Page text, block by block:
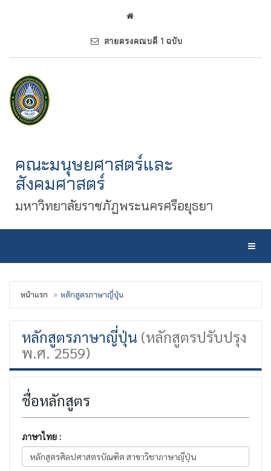
สายตรงคณบดี 1 ฉบับ
คณะมนุษยศาสตร์และ
สังคมศาสตร์
มหาวิทยาลัยราชภัฏพระนครศรีอยุธยา
หน้าแรก หลักสูตรภาษาญี่ปุ่น
หลักสูตรภาษาญี่ปุ่น (หลักสูตรปรับปรุง
พ.ศ. 2559)
ชื่อหลักสูตร
ภาษาไทย :